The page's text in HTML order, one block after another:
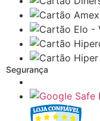
Segurança